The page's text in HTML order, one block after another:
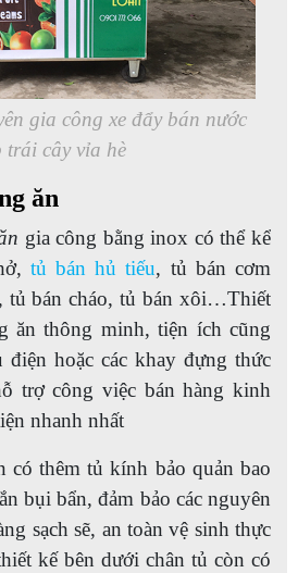
gia công xe đẩy bán nước
trái cây vỉa hè
ăn
gia công bằng inox có thể kể
tủ bán hủ tiếu, tủ bán cơm
tủ bán cháo, tủ bán xôi…Thiết
ăn thông minh, tiện ích cũng
điện hoặc các khay đựng thức
trợ công việc bán hàng kinh
nhanh nhất
có thêm tủ kính bảo quản bao
bụi bẩn, đảm bảo các nguyên
sạch sẽ, an toàn vệ sinh thực
kế bên dưới chân tủ còn có